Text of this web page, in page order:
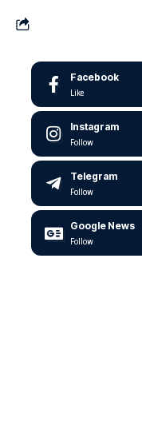
Facebook
Like
Instagram
Follow
Telegram
Follow
Google News
Follow